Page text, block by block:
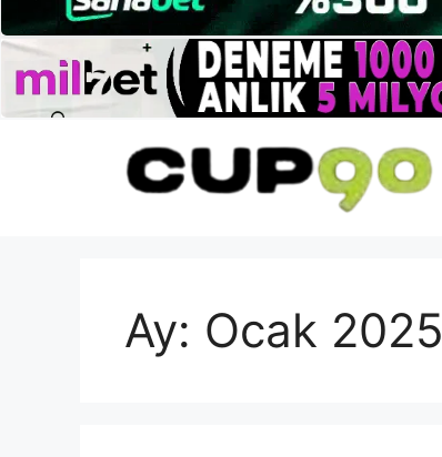
Ay: Ocak 2025